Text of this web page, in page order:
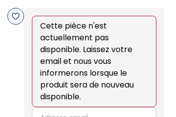
Cette pièce n'est
actuellement pas
disponible. Laissez votre
email et nous vous
informerons lorsque le
produit sera de nouveau
disponible.
email